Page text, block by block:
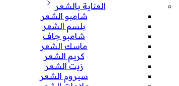
العناية بالشعر
شامبو الشعر
بلسم الشعر
شامبو جاف
ماسك الشعر
كريم الشعر
زيت الشعر
سيروم الشعر